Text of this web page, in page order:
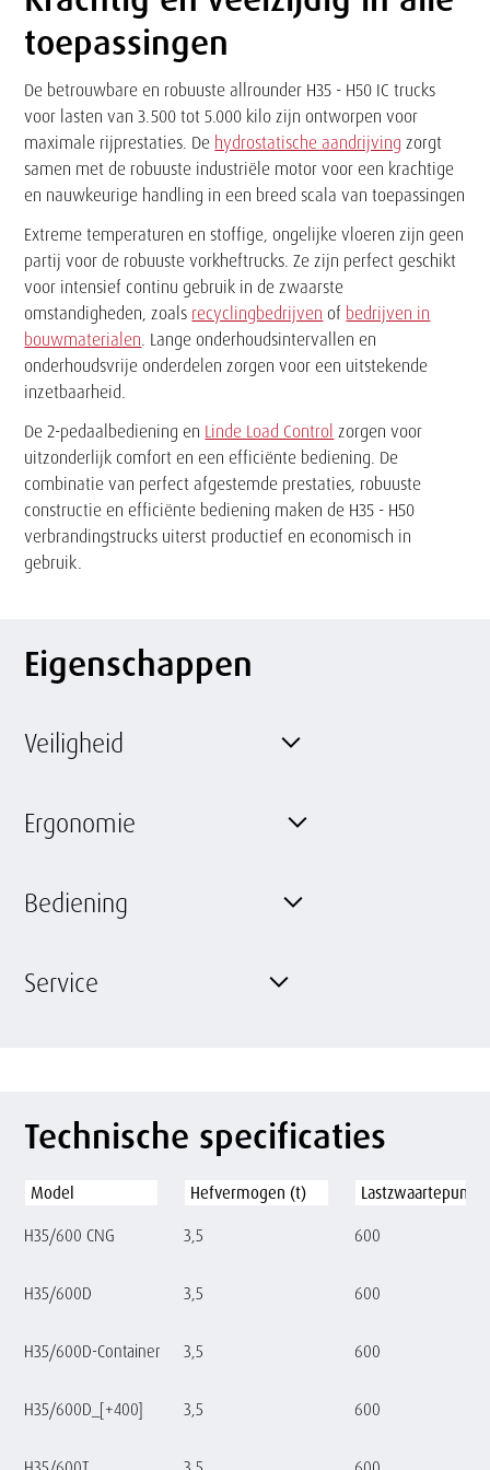
toepassingen
De betrouwbare en robuuste allrounder H35 - H50 IC trucks
voor lasten van 3.500 tot 5.000 kilo zijn ontworpen voor
maximale rijprestaties. De hydrostatische aandrijving zorgt
samen met de robuuste industriële motor voor een krachtige
en nauwkeurige handling in een breed scala van toepassingen
Extreme temperaturen en stoffige, ongelijke vloeren zijn geen
partij voor de robuuste vorkheftrucks. Ze zijn perfect geschikt
voor intensief continu gebruik in de zwaarste
omstandigheden, zoals recyclingbedrijven of bedrijven in
bouwmaterialen . Lange onderhoudsintervallen en
onderhoudsvrije onderdelen zorgen voor een uitstekende
inzetbaarheid.
De 2-pedaalbediening en Linde Load Control zorgen voor
uitzonderlijk comfort en een efficiënte bediening. De
combinatie van perfect afgestemde prestaties, robuuste
constructie en efficiënte bediening maken de H35 - H50
verbrandingstrucks uiterst productief en economisch in
gebruik.
Eigenschappen
Veiligheid
Ergonomie
Bediening
Service
Technische specificaties
Model Hefvermogen (t) Lastzwaartepunt
H35/600 CNG 3,5 600
H35/600D 3,5 600
H35/600D-Container 3,5 600
H35/600D_[+400] 3,5 600